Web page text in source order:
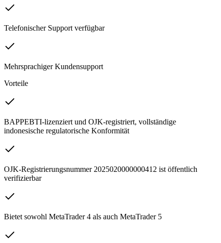
Telefonischer Support verfügbar
Mehrsprachiger Kundensupport
Vorteile
BAPPEBTI-lizenziert und OJK-registriert, vollständige
indonesische regulatorische Konformität
OJK-Registrierungsnummer 2025020000000412 ist öffentlich
verifizierbar
Bietet sowohl MetaTrader 4 als auch MetaTrader 5